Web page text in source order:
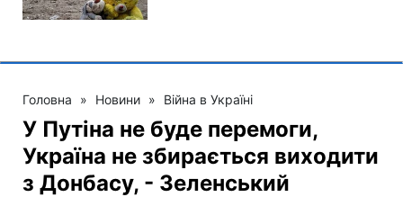
Головна » Новини » Війна в Україні
У Путіна не буде перемоги,
Україна не збирається виходити
з Донбасу, - Зеленський